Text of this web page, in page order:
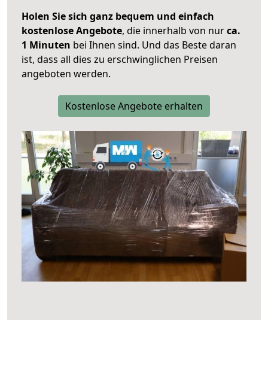
Holen Sie sich ganz bequem und einfach
kostenlose Angebote, die innerhalb von nurca.
1 Minuten bei Ihnen sind. Und das Beste daran
ist, dass all dies zu erschwinglichen Preisen
angeboten werden.
Kostenlose Angebote erhalten